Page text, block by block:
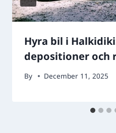
Hyra bil i
depositioner och
By December 11, 2025